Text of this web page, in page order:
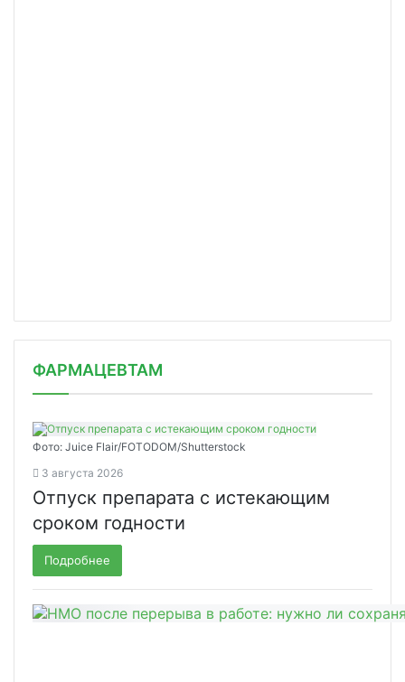
ФАРМАЦЕВТАМ
Фото: Juice Flair/FOTODOM/Shutterstoсk
3 августа 2026
Отпуск препарата с истекающим
сроком годности
Подробнее